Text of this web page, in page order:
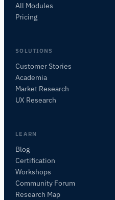
All Modules
Pricing
SOLUTIONS
Customer Stories
Academia
Market Research
UX Research
LEARN
Blog
Certification
Workshops
Community Forum
Research Map
FRAGEN SIE ZU DIESEM ARTIKEL
Diesen Artikel zusammenfassen
Wie könnte ich das anwenden?